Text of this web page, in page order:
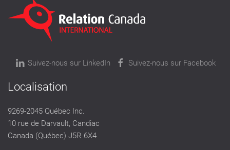
Suivez-nous sur LinkedIn Suivez-nous sur Facebook
Localisation
9269-2045 Québec Inc.
10 rue de Darvault, Candiac
Canada (Québec) J5R 6X4